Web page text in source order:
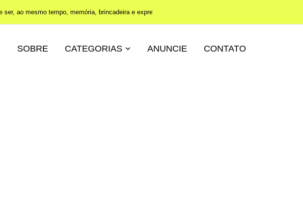
ao mesmo tempo, memória, brincadeira e expressão
SOBRE CATEGORIAS ANUNCIE CONTATO